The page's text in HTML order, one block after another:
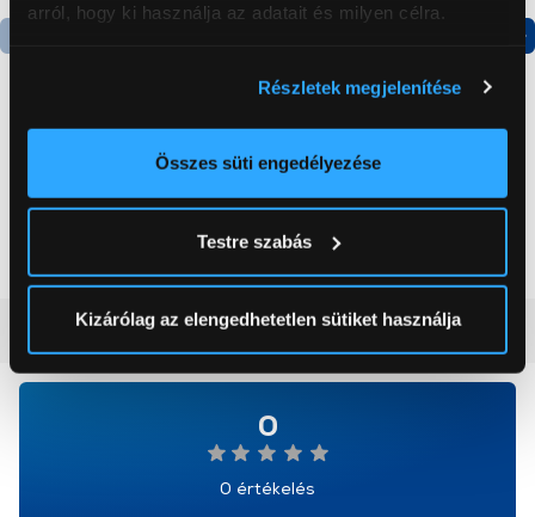
arról, hogy ki használja az adatait és milyen célra.
elhelyezkedéséről pár méteres pontossággal
Az Ön készülékén beazonosítása annak konkrét
módjairól és adja meg preferenciáit aRészletek
pontban. Bármikor módosíthatja vagy visszavonhatja a
Sütinyilatkozathoz való hozzájárulását.
cookie-k személyazonosítására nem alkalmasak,
szolgáltatásaink biztosításához szükségesek. Az oldal
használatával Ön elfogadja a cookie-k használatát.
Részletek megjelenítése
Összes süti engedélyezése
Testre szabás
Kizárólag az elengedhetetlen sütiket használja
Gorenje NRS8182KX Side
by side hűtőszekrény
Candy CHASD4385EWC
Egyajtós hűtőszekrény
59 999 Ft
Vásárlói vélemények(0)
0
0 értékelés